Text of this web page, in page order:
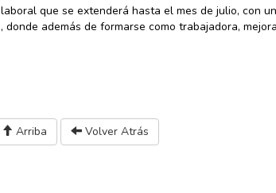
que se extenderá hasta el mes de julio, con
además de formarse como trabajadora,
Arriba Volver Atrás